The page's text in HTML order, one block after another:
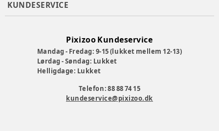
KUNDESERVICE
Pixizoo Kundeservice
Mandag - Fredag: 9-15 (lukket mellem 12-13)
Lørdag - Søndag: Lukket
Helligdage: Lukket
Telefon: 88 88 74 15
kundeservice@pixizoo.dk